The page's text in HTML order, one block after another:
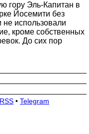
гору Эль-Капитан в
Йосемити без
не использовали
кроме собственных
До сих пор
RSS • Telegram